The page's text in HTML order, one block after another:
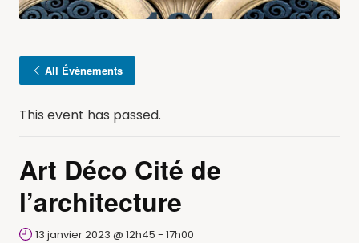
All Évènements
This event has passed.
Art Déco Cité de
l’architecture
13 janvier 2023 @ 12h45 - 17h00